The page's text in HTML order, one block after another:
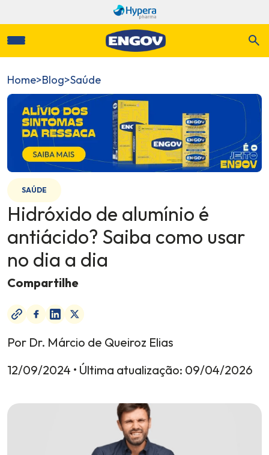
Home>Blog>Saúde
SAÚDE
Hidróxido de alumínio é
antiácido? Saiba como usar
no dia a dia
Compartilhe
Por Dr. Márcio de Queiroz Elias
12/09/2024 • Última atualização: 09/04/2026